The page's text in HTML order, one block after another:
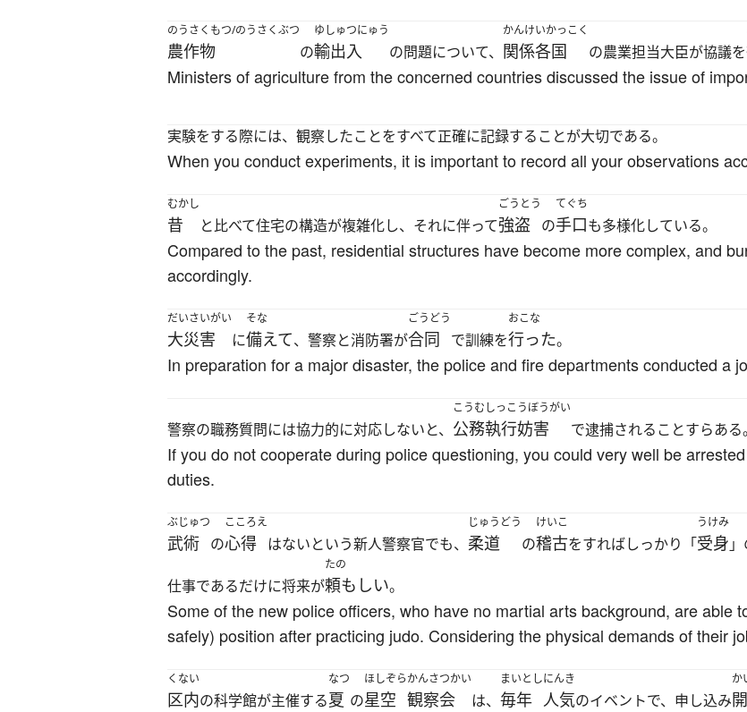
のうさくもつ/のうさくぶつ
農作物 の
ゆしゅつにゅう
輸出入 の問題について、
かんけいかっこく
関係各国 の農業担当大臣が協議を
Ministers of agriculture from the concerned countries discussed the issue of
実験をする際には、観察したことをすべて正確に記録することが大切である。
When you conduct experiments, it is important to record all your observations
むかし
昔 と比べて住宅の構造が複雑化し、それに伴って
ごうとう
強盗 の
てぐち
手口も多様化している。
Compared to the past, residential structures have become more complex, and
accordingly.
だいさいがい
大災害 に
そな
備えて、警察と消防署が
ごうどう
合同 で訓練を
おこな
行った。
In preparation for a major disaster, the police and fire departments conducted a
警察の職務質問には協力的に対応しないと、
こうむしっこうぼうがい
公務執行妨害 で逮捕されることすらある。
If you do not cooperate during police questioning, you could very well be
duties.
ぶじゅつ
武術 の
こころえ
心得 はないという新人警察官でも、
じゅうどう
柔道 の
けいこ
稽古をすればしっかり「
うけみ
受身
仕事であるだけに将来が
たの
頼もしい。
Some of the new police officers, who have no martial arts background, are able
safely) position after practicing judo. Considering the physical demands of their
くない
区内の科学館が主催する
なつ
夏 の
ほしぞら
星空
かんさつかい
観察会 は、
まいとし
毎年
にんき
人気のイベントで、申し込み
か